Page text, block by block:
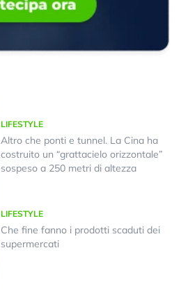
LIFESTYLE
Altro che ponti e tunnel. La Cina ha
costruito un “grattacielo orizzontale”
sospeso a 250 metri di altezza
LIFESTYLE
Che fine fanno i prodotti scaduti dei
supermercati